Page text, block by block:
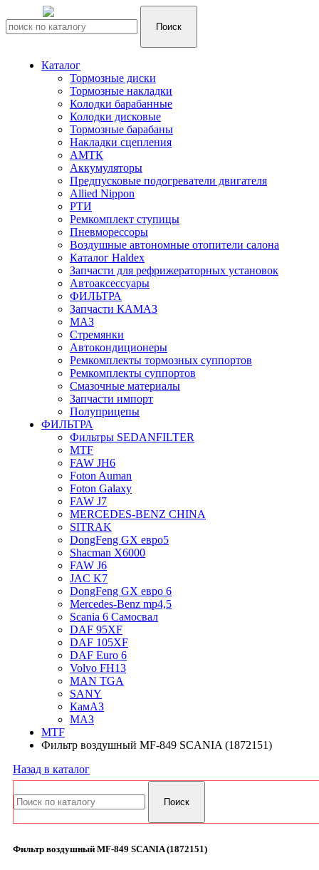
Каталог
Тормозные диски
Тормозные накладки
Колодки барабанные
Колодки дисковые
Тормозные барабаны
Накладки сцепления
АМТК
Аккумуляторы
Предпусковые подогреватели двигателя
Allied Nippon
РТИ
Ремкомплект ступицы
Пневморессоры
Воздушные автономные отопители салона
Каталог Haldex
Запчасти для рефрижераторных установок
Автоаксессуары
ФИЛЬТРА
Запчасти КАМАЗ
МАЗ
Стремянки
Автокондиционеры
Ремкомплекты тормозных суппортов
Ремкомплекты суппортов
Смазочные материалы
Запчасти импорт
Полуприцепы
ФИЛЬТРА
Фильтры SEDANFILTER
MTF
FAW JH6
Foton Auman
Foton Galaxy
FAW J7
MERCEDES-BENZ CHINA
SITRAK
DongFeng GX евро5
Shacman X6000
FAW J6
JAC K7
DongFeng GX евро 6
Mercedes-Benz mp4,5
Scania 6 Самосвал
DAF 95XF
DAF 105XF
DAF Euro 6
Volvo FH13
MAN TGA
SANY
КамАЗ
МАЗ
MTF
Фильтр воздушный MF-849 SCANIA (1872151)
Назад в каталог
Фильтр воздушный MF-849 SCANIA (1872151)